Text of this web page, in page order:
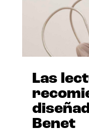
Las
Benet